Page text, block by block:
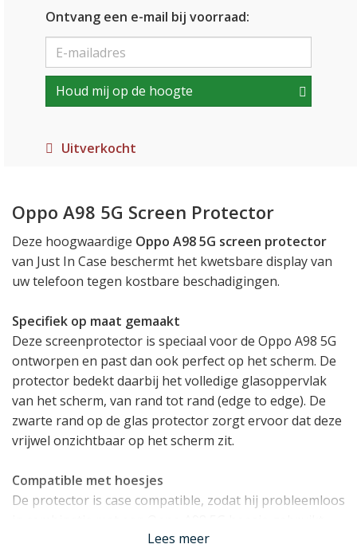
Ontvang een e-mail bij voorraad:
Houd mij op de hoogte
Uitverkocht
Oppo A98 5G Screen Protector
Deze hoogwaardige Oppo A98 5G screen protector
van Just In Case beschermt het kwetsbare display van
uw telefoon tegen kostbare beschadigingen.
Specifiek op maat gemaakt
Deze screenprotector is speciaal voor de Oppo A98 5G
ontworpen en past dan ook perfect op het scherm. De
protector bedekt daarbij het volledige glasoppervlak
van het scherm, van rand tot rand (edge to edge). De
zwarte rand op de glas protector zorgt ervoor dat deze
vrijwel onzichtbaar op het scherm zit.
Compatible met hoesjes
De protector is case compatible, zodat hij probleemloos
Lees meer